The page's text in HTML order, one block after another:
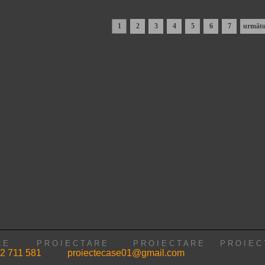
1 2 3 4 5 6 7
R E P R O I E C T A R E P R O I E C T A R E P R O I E
711 581 proiectecase01@gmail.com